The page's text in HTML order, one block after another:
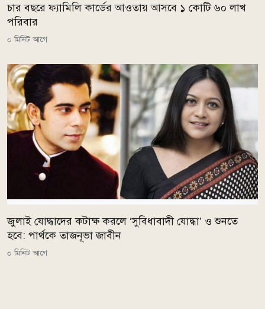
চার বছরে ফ্যামিলি কার্ডের আওতায় আসবে ১ কোটি ৬০ লাখ
পরিবার
০ মিনিট আগে
জুলাই যোদ্ধাদের কটাক্ষ করলে ‘সুবিধাবাদী যোদ্ধা’ ও শুনতে
হবে: পার্থকে তাজনূভা জাবীন
০ মিনিট আগে